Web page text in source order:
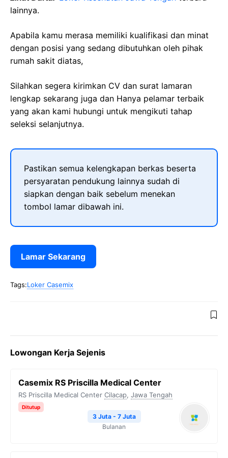
lainnya.
Apabila kamu merasa memiliki kualifikasi dan minat
dengan posisi yang sedang dibutuhkan oleh pihak
rumah sakit diatas,
Silahkan segera kirimkan CV dan surat lamaran
lengkap sekarang juga dan Hanya pelamar terbaik
yang akan kami hubungi untuk mengikuti tahap
seleksi selanjutnya.
Pastikan semua kelengkapan berkas beserta
persyaratan pendukung lainnya sudah di
siapkan dengan baik sebelum menekan
tombol lamar dibawah ini.
Lamar Sekarang
Tags:Loker Casemix
Lowongan Kerja Sejenis
Casemix RS Priscilla Medical Center
RS Priscilla Medical Center Cilacap, Jawa Tengah
Ditutup
3 Juta - 7 Juta
Bulanan